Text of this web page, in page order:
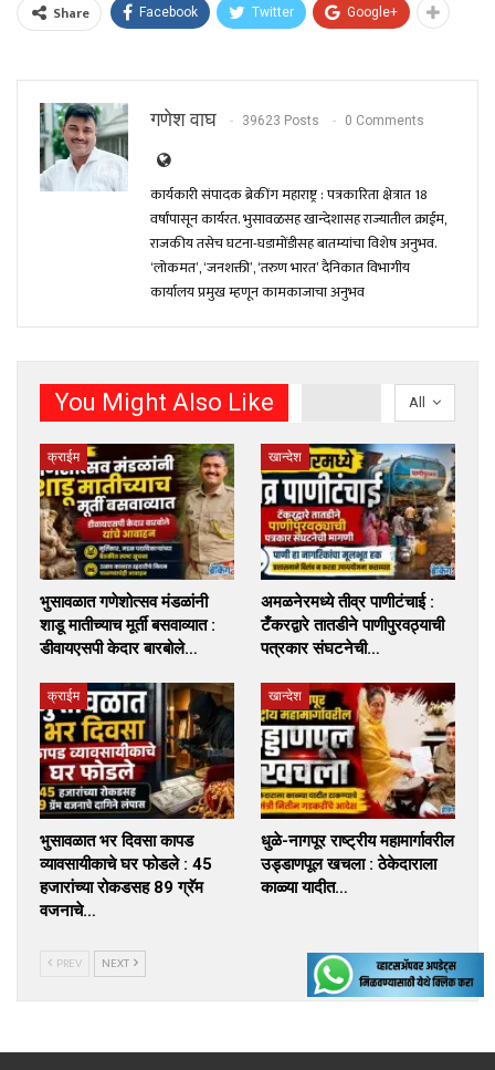
Share Facebook Twitter Google+
गणेश वाघ 39623 Posts 0 Comments
कार्यकारी संपादक ब्रेकींग महाराष्ट्र : पत्रकारिता क्षेत्रात 18
वर्षांपासून कार्यरत. भुसावळसह खान्देशासह राज्यातील क्राईम,
राजकीय तसेच घटना-घडामोंडीसह बातम्यांचा विशेष अनुभव.
‘लोकमत’, ‘जनशक्ती’, ‘तरुण भारत’ दैनिकात विभागीय
कार्यालय प्रमुख म्हणून कामकाजाचा अनुभव
All
You Might Also Like
क्राईम
भुसावळात गणेशोत्सव मंडळांनी
शाडू मातीच्याच मूर्ती बसवाव्यात :
डीवायएसपी केदार बारबोले…
खान्देश
अमळनेरमध्ये तीव्र पाणीटंचाई :
टँकरद्वारे तातडीने पाणीपुरवठ्याची
पत्रकार संघटनेची…
क्राईम
भुसावळात भर दिवसा कापड
व्यावसायीकाचे घर फोडले : 45
हजारांच्या रोकडसह 89 ग्रॅम
वजनाचे…
खान्देश
धुळे-नागपूर राष्ट्रीय महामार्गावरील
उड्डाणपूल खचला : ठेकेदाराला
काळ्या यादीत…
PREV NEXT